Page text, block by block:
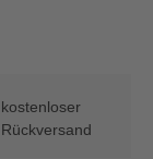
kostenloser
Rückversand